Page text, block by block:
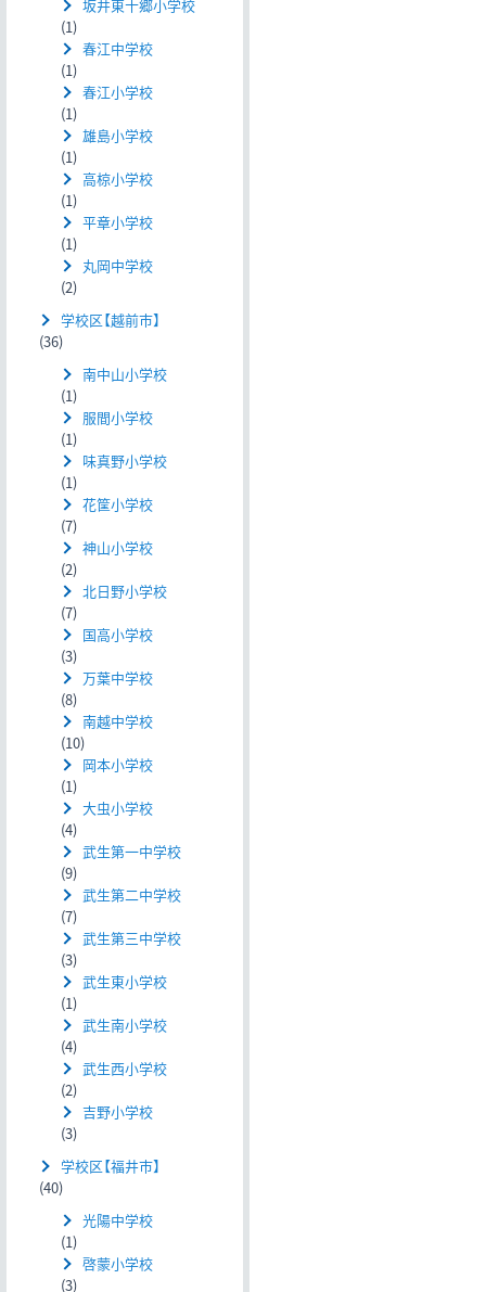
坂井東十郷小学校
(1)
春江中学校
(1)
春江小学校
(1)
雄島小学校
(1)
高椋小学校
(1)
平章小学校
(1)
丸岡中学校
(2)
学校区【越前市】
(36)
南中山小学校
(1)
服間小学校
(1)
味真野小学校
(1)
花筐小学校
(7)
神山小学校
(2)
北日野小学校
(7)
国高小学校
(3)
万葉中学校
(8)
南越中学校
(10)
岡本小学校
(1)
大虫小学校
(4)
武生第一中学校
(9)
武生第二中学校
(7)
武生第三中学校
(3)
武生東小学校
(1)
武生南小学校
(4)
武生西小学校
(2)
吉野小学校
(3)
学校区【福井市】
(40)
光陽中学校
(1)
啓蒙小学校
(3)